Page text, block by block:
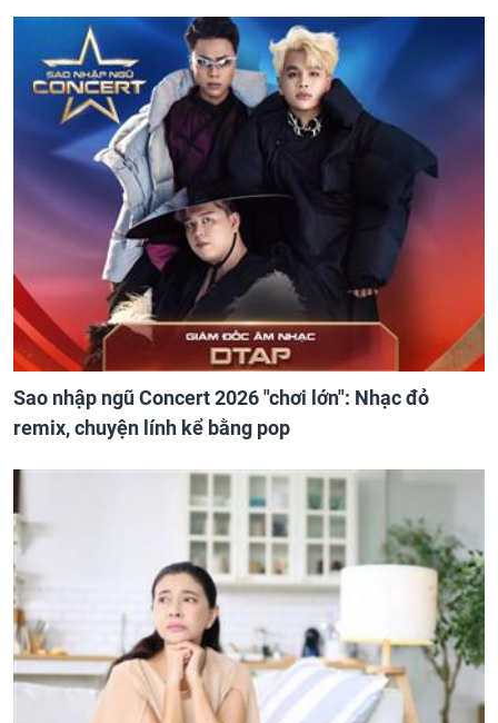
Sao nhập ngũ Concert 2026 "chơi lớn": Nhạc đỏ
remix, chuyện lính kể bằng pop